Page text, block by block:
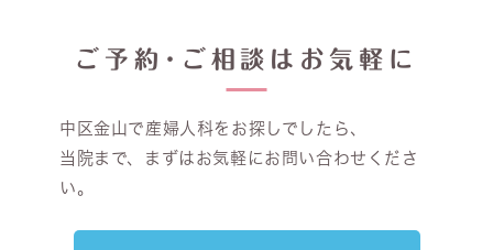
ご予約･ご相談はお気軽に
中区金山で産婦人科をお探しでしたら、
当院まで、まずはお気軽にお問い合わせくださ
い。